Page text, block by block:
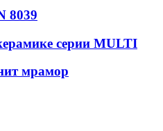
8039
серии MULTI
мрамор